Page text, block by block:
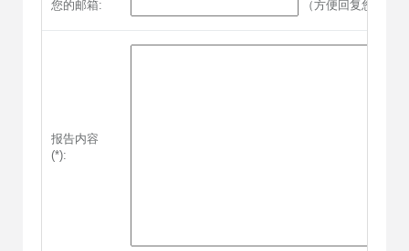
您的邮箱: （方便回复您）
报告内容
(*):